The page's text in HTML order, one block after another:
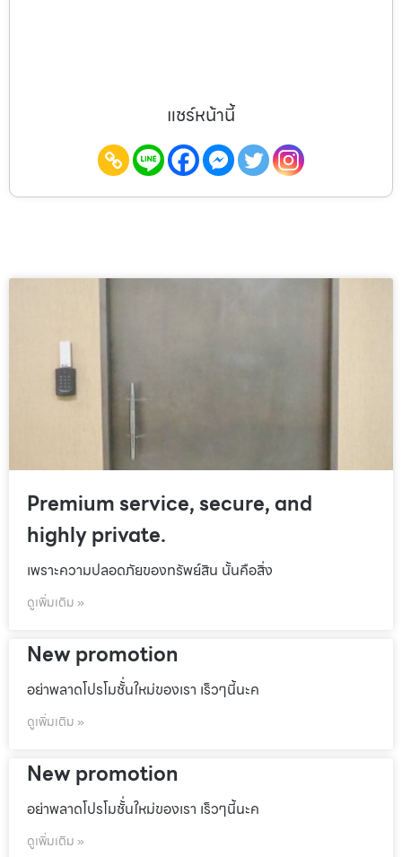
แชร์หน้านี้
Premium service, secure, and
highly private.
เพราะความปลอดภัยของทรัพย์สิน นั้นคือสิ่ง
ดูเพิ่มเติม »
New promotion
อย่าพลาดโปรโมชั้่นใหม่ของเรา เร็วๆนี้นะค
ดูเพิ่มเติม »
New promotion
อย่าพลาดโปรโมชั้่นใหม่ของเรา เร็วๆนี้นะค
ดูเพิ่มเติม »